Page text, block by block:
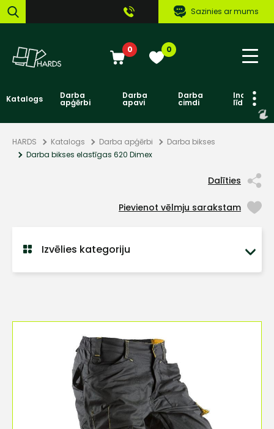
Sazinies ar mums
0 0
Katalogs Darba
apģērbi
Darba
apavi
Darba
cimdi līdzekļi
HARDS Katalogs Darba apģērbi
Darba bikses
Darba bikses elastīgas 620 Dimex
Dalīties
Pievienot vēlmju sarakstam
Izvēlies kategoriju